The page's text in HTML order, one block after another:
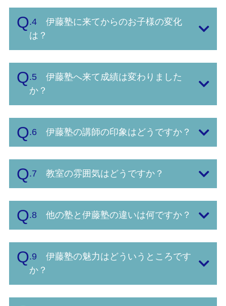
オンライン校
コース
小学生コース
中学生コース
.4
伊藤塾に来てからのお子様の変化
は？
.5
伊藤塾へ来て成績は変わりました
か？
.6 伊藤塾の講師の印象はどうですか？
.7 教室の雰囲気はどうですか？
.8 他の塾と伊藤塾の違いは何ですか？
.9
伊藤塾の魅力はどういうところです
か？